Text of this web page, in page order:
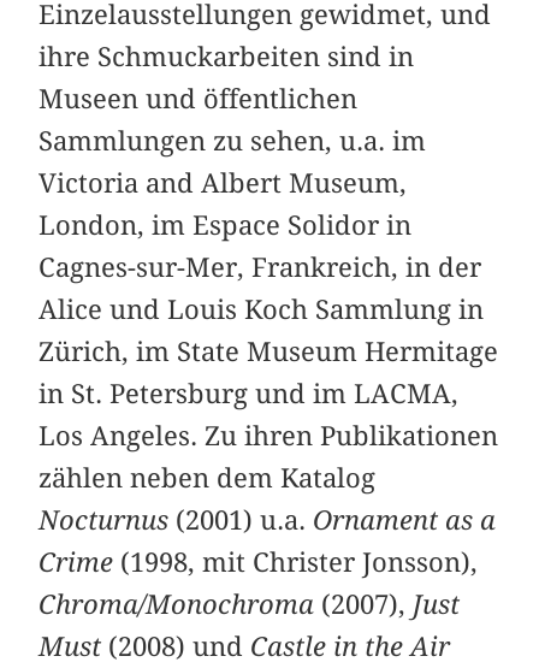
Einzelausstellungen gewidmet, und
ihre Schmuckarbeiten sind in
Museen und öffentlichen
Sammlungen zu sehen, u.a. im
Victoria and Albert Museum,
London, im Espace Solidor in
Cagnes-sur-Mer, Frankreich, in der
Alice und Louis Koch Sammlung in
Zürich, im State Museum Hermitage
in St. Petersburg und im LACMA,
Los Angeles. Zu ihren Publikationen
zählen neben dem Katalog
Nocturnus (2001) u.a. Ornament as a
Crime (1998, mit Christer Jonsson),
Chroma/Monochroma (2007), Just
Must (2008) und Castle in the Air